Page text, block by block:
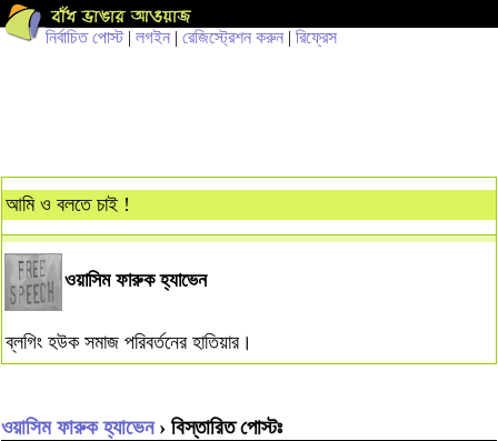
নির্বাচিত পোস্ট| লগইন | রেজিস্ট্রেশন করুন | রিফ্রেস
আমি ও বলতে চাই !
ওয়াসিম ফারুক হ্যাভেন
ব্লগিং হউক সমাজ পরিবর্তনের হাতিয়ার।
ওয়াসিম ফারুক হ্যাভেন› বিস্তারিত পোস্টঃ